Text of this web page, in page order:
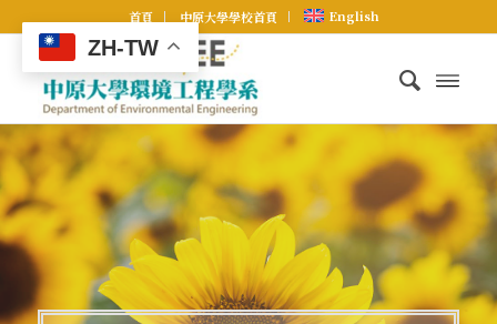
首頁 中原大學學校首頁 English
ZH-TW